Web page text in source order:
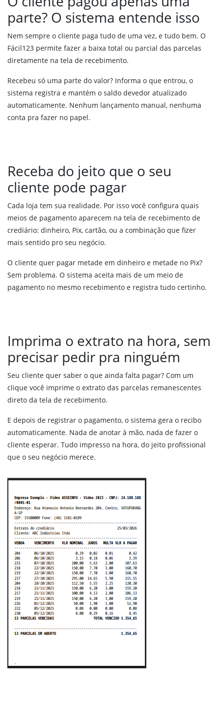
SPED Fiscal – Bloco K
FALE CONOSCO
parte? O sistema entende isso
Nem sempre o cliente paga tudo de uma vez, e tudo bem. O
Fácil123 permite fazer a baixa total ou parcial das parcelas
diretamente na tela de recebimento.
Recebeu só uma parte do valor? Informa o que entrou, o
sistema registra e mantém o saldo devedor atualizado
automaticamente. Nenhum lançamento manual, nenhuma
conta pra fazer no papel.
Receba do jeito que o seu
cliente pode pagar
Cada loja tem sua realidade. Por isso você configura quais
meios de pagamento aparecem na tela de recebimento de
crediário: dinheiro, Pix, cartão, ou a combinação que fizer
mais sentido pro seu negócio.
O cliente quer pagar metade em dinheiro e metade no Pix?
Sem problema. O sistema aceita mais de um meio de
pagamento no mesmo recebimento e registra tudo certinho.
Imprima o extrato na hora, sem
precisar pedir pra ninguém
Seu cliente quer saber o que ainda falta pagar? Com um
clique você imprime o extrato das parcelas remanescentes
direto da tela de recebimento.
E depois de registrar o pagamento, o sistema gera o recibo
automaticamente. Nada de anotar à mão, nada de fazer o
cliente esperar. Tudo impresso na hora, do jeito profissional
que o seu negócio merece.